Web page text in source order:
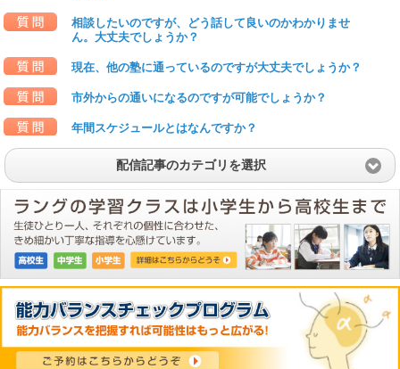
相談したいのですが、どう話して良いのかわかりませ
ん。大丈夫でしょうか？
現在、他の塾に通っているのですが大丈夫でしょうか？
市外からの通いになるのですが可能でしょうか？
年間スケジュールとはなんですか？
配信記事のカテゴリを選択